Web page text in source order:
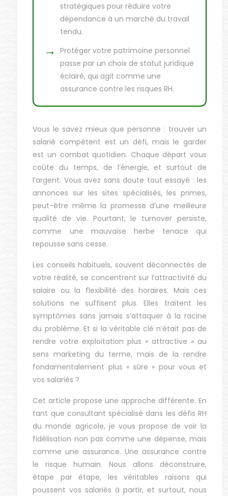
stratégiques pour réduire votre
dépendance à un marché du travail
tendu.
Protéger votre patrimoine personnel
passe par un choix de statut juridique
éclairé, qui agit comme une
assurance contre les risques RH.
Vous le savez mieux que personne : trouver un
salarié compétent est un défi, mais le garder
est un combat quotidien. Chaque départ vous
coûte du temps, de l’énergie, et surtout de
l’argent. Vous avez sans doute tout essayé : les
annonces sur les sites spécialisés, les primes,
peut-être même la promesse d’une meilleure
qualité de vie. Pourtant, le turnover persiste,
comme une mauvaise herbe tenace qui
repousse sans cesse.
Les conseils habituels, souvent déconnectés de
votre réalité, se concentrent sur l’attractivité du
salaire ou la flexibilité des horaires. Mais ces
solutions ne suffisent plus. Elles traitent les
symptômes sans jamais s’attaquer à la racine
du problème. Et si la véritable clé n’était pas de
rendre votre exploitation plus « attractive » au
sens marketing du terme, mais de la rendre
fondamentalement plus « sûre » pour vous et
vos salariés ?
Cet article propose une approche différente. En
tant que consultant spécialisé dans les défis RH
du monde agricole, je vous propose de voir la
fidélisation non pas comme une dépense, mais
comme une assurance. Une assurance contre
le risque humain. Nous allons déconstruire,
étape par étape, les véritables raisons qui
poussent vos salariés à partir, et surtout, nous